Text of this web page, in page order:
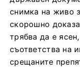
снимка на живо
скорошно
трябва да е
съответства на
срещаните